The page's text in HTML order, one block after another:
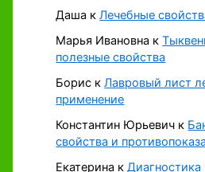
Даша кЛечебные
Марья Ивановна к
полезные свойства
Борис кЛавровый лист
применение
Константин Юрьевич к
свойства и
Екатерина кДиагностика